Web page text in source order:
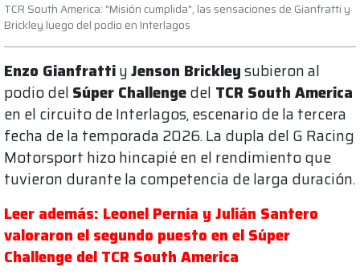
TCR South America: "Misión cumplida", las sensaciones de Gianfratti y
Brickley luego del podio en Interlagos
Enzo GianfrattiyJenson Brickleysubieron al
podio del Súper Challengedel TCR South America
en el circuito de Interlagos, escenario de la tercera
fecha de la temporada 2026. La dupla del G Racing
Motorsport hizo hincapié en el rendimiento que
tuvieron durante la competencia de larga duración.
Leer además: Leonel Pernía y Julián Santero
valoraron el segundo puesto en el Súper
Challenge del TCR South America